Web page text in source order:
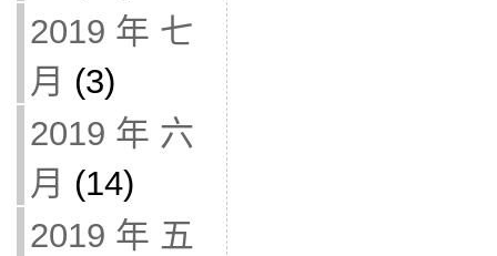
2019 年 七
月 (3)
2019 年 六
月 (14)
2019 年 五